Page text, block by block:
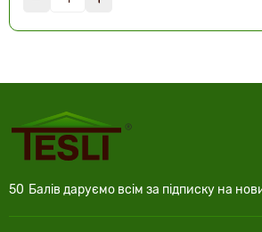
50 Балів даруємо всім за підписку на